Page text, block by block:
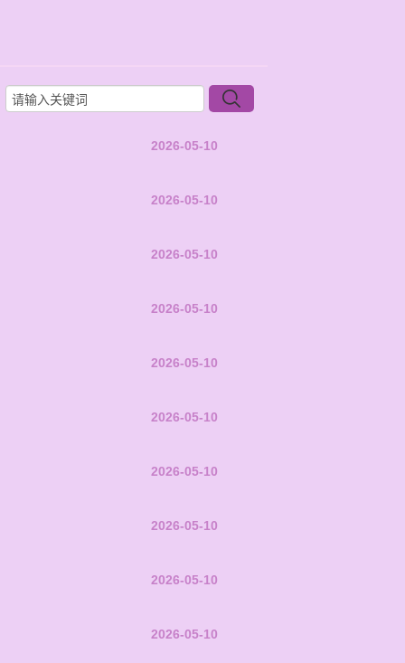
2026-05-10
2026-05-10
2026-05-10
2026-05-10
2026-05-10
2026-05-10
2026-05-10
2026-05-10
2026-05-10
2026-05-10